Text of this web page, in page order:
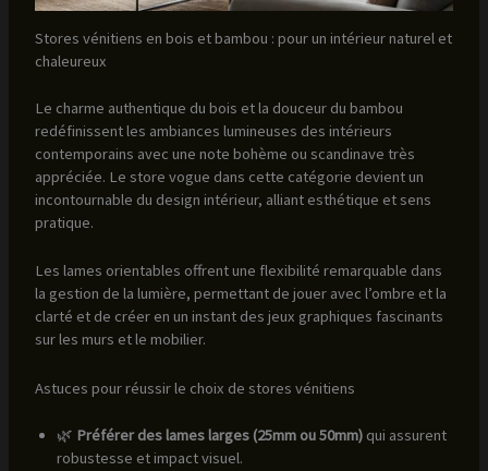
Stores vénitiens en bois et bambou : pour un intérieur naturel et
chaleureux
Le charme authentique du bois et la douceur du bambou
redéfinissent les ambiances lumineuses des intérieurs
contemporains avec une note bohème ou scandinave très
appréciée. Le store vogue dans cette catégorie devient un
incontournable du design intérieur, alliant esthétique et sens
pratique.
Les lames orientables offrent une flexibilité remarquable dans
la gestion de la lumière, permettant de jouer avec l’ombre et la
clarté et de créer en un instant des jeux graphiques fascinants
sur les murs et le mobilier.
Astuces pour réussir le choix de stores vénitiens
🌿 Préférer des lames larges (25mm ou 50mm)qui assurent
robustesse et impact visuel.